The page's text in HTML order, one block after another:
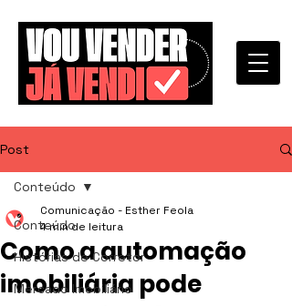
Post
Conteúdo
Histórias de Corretor
Mercado Imobiliário
Conteúdo
Como a automação
imobiliária pode
Comunicação - Esther Feola
4 min de leitura